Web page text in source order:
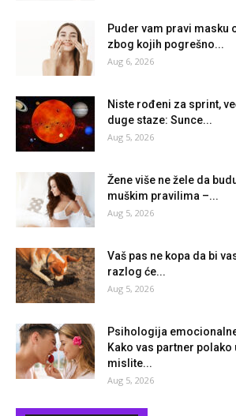
Puder vam pravi masku
zbog kojih pogrešno...
Aug 6, 2026
Niste rođeni za sprint,
duge staze: Sunce...
Aug 5, 2026
Žene više ne žele da
muškim pravilima –...
Aug 5, 2026
Vaš pas ne kopa da bi
razlog će...
Aug 5, 2026
Psihologija
Kako vas partner polako
mislite...
Aug 5, 2026